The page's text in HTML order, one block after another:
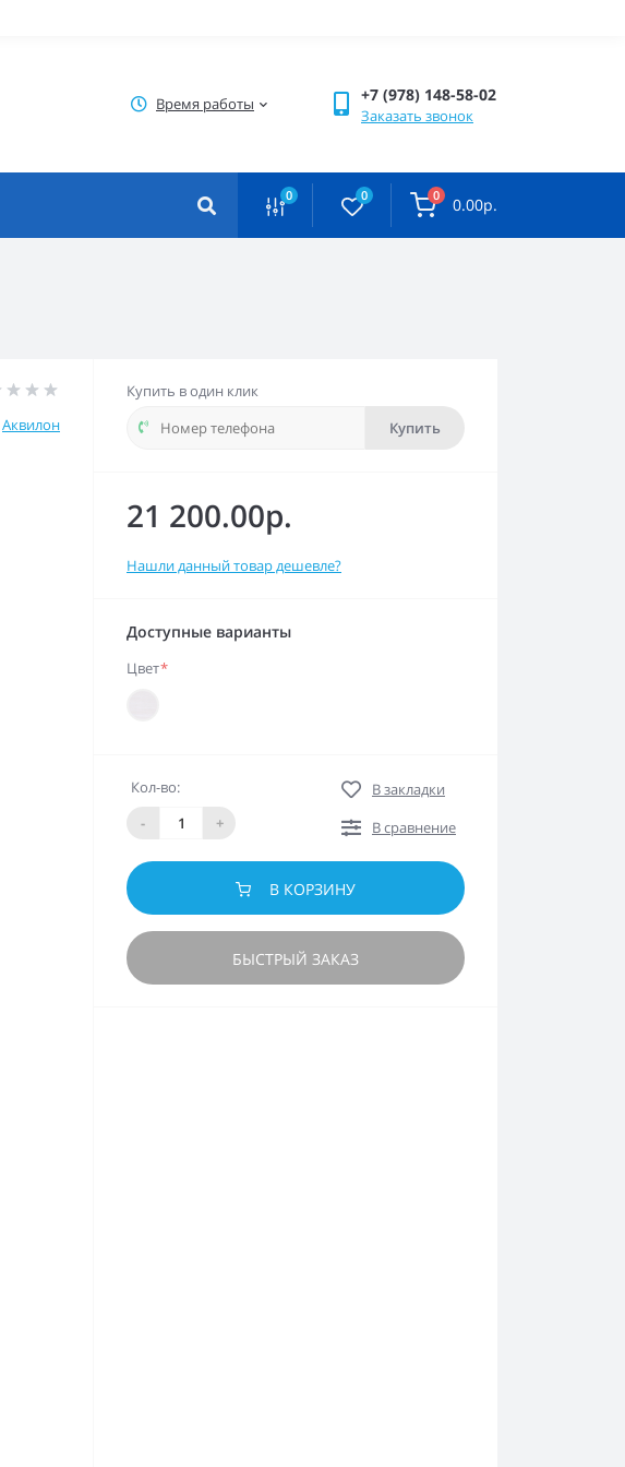
Время работы +7 (978) 148-58-02
Заказать звонок
0 0 0 0.00р.
Аквилон
Купить в один клик
Купить
21 200.00р.
Нашли данный товар дешевле?
Доступные варианты
Цвет*
Кол-во:
-
+
В закладки
В сравнение
В КОРЗИНУ
БЫСТРЫЙ ЗАКАЗ